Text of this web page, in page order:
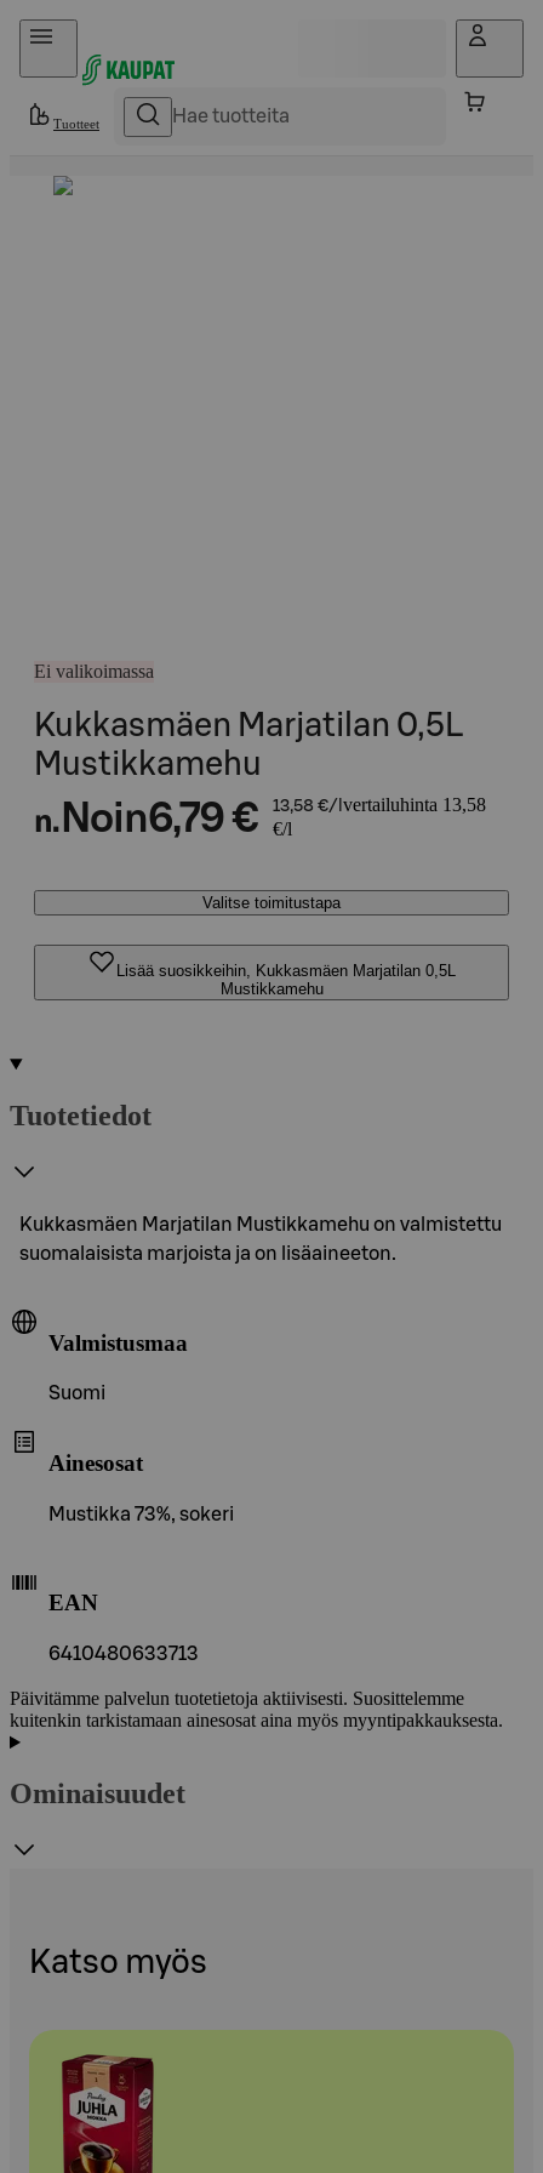
Hyppää sisältöön
Tuotteet
Ei valikoimassa
Kukkasmäen Marjatilan 0,5L
Mustikkamehu
n. Noin6,79 € 13,58 €/l vertailuhinta 13,58
€/l
Valitse toimitustapa
Lisää suosikkeihin, Kukkasmäen Marjatilan 0,5L
Mustikkamehu
Tuotetiedot
Kukkasmäen Marjatilan Mustikkamehu on valmistettu
suomalaisista marjoista ja on lisäaineeton.
Valmistusmaa
Suomi
Ainesosat
Mustikka 73%, sokeri
EAN
6410480633713
Päivitämme palvelun tuotetietoja aktiivisesti. Suosittelemme
kuitenkin tarkistamaan ainesosat aina myös myyntipakkauksesta.
Ominaisuudet
Katso myös